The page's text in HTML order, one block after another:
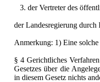
3. der Vertreter des
der Landesregierung durch
Anmerkung: 1) Eine
§ 4 Gerichtliches
Gesetzes über die
in diesem Gesetz nichts